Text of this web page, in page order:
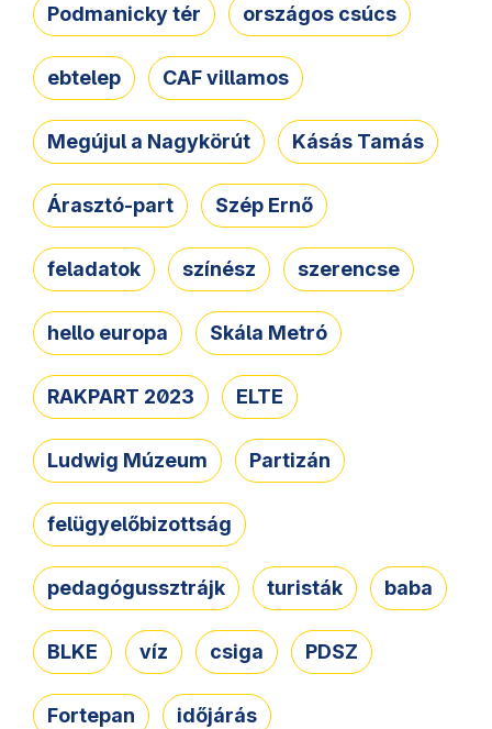
Podmanicky tér országos csúcs
ebtelep CAF villamos
Megújul a Nagykörút Kásás Tamás
Árasztó-part Szép Ernő
feladatok színész szerencse
hello europa Skála Metró
RAKPART 2023 ELTE
Ludwig Múzeum Partizán
felügyelőbizottság
pedagógussztrájk turisták baba
BLKE víz csiga PDSZ
Fortepan időjárás